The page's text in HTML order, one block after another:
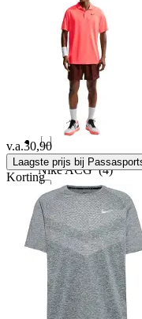
Naruto (5)
Next(114)
Nike(649)
Nike ACG(4)
ON(1)
Only & Sons(16)
Oppo Merchandise
v.a.30,90
Laagste prijs bij
Korting